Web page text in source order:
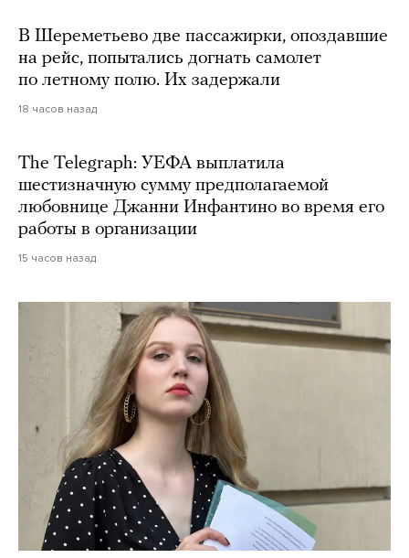
В Шереметьево две пассажирки, опоздавшие
на рейс, попытались догнать самолет
по летному полю. Их задержали
18 часов назад
The Telegraph: УЕФА выплатила
шестизначную сумму предполагаемой
любовнице Джанни Инфантино во время его
работы в организации
15 часов назад